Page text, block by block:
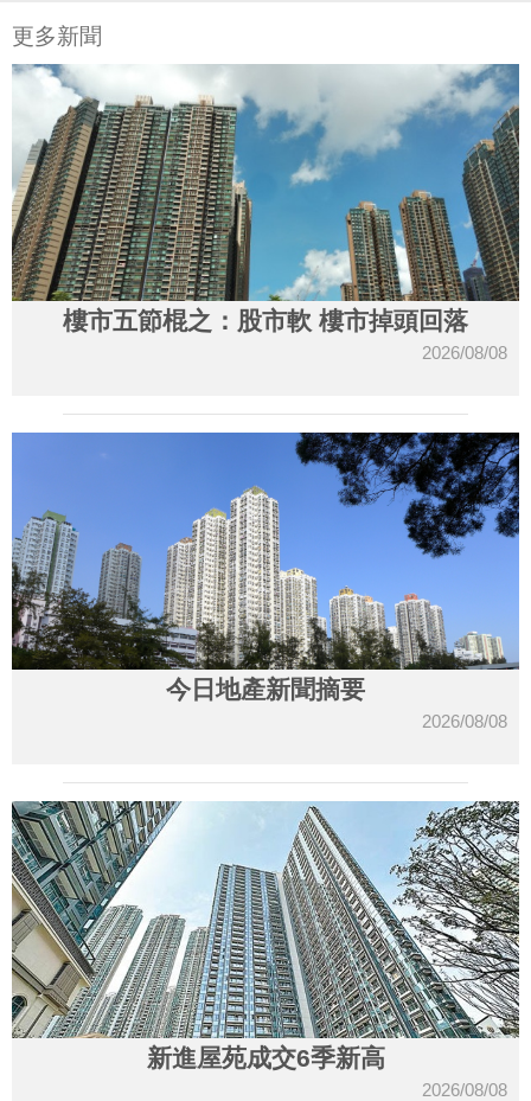
更多新聞
樓市五節棍之：股市軟 樓市掉頭回落
2026/08/08
今日地產新聞摘要
2026/08/08
新進屋苑成交6季新高
2026/08/08